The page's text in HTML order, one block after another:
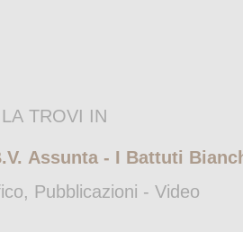
TROVI IN
Assunta - I Battuti
Pubblicazioni - Video